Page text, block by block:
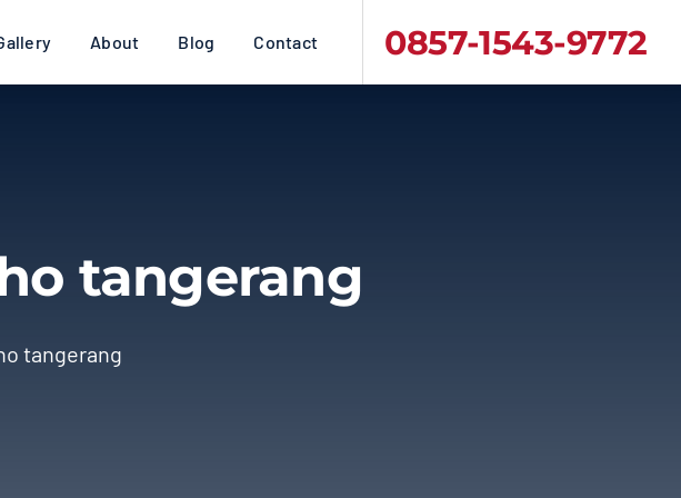
About Blog Contact 0857-1543-9772
tangerang
tangerang